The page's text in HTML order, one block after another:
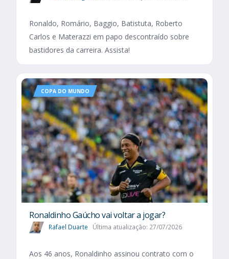
Ronaldo, Romário, Baggio, Batistuta, Roberto
Carlos e Materazzi em papo descontraído sobre
bastidores da carreira. Assista!
COPA DO MUNDO
Ronaldinho Gaúcho vai voltar a jogar?
Rafael Duarte Última atualização: 27/07/2026
Aos 46 anos, Ronaldinho assinou contrato com o